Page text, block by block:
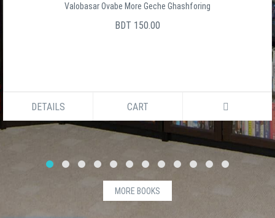
Valobasar Ovabe More Geche Ghashforing
BDT 150.00
DETAILS CART
MORE BOOKS